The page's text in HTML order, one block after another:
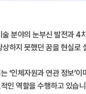
분야의 눈부신 발전과 4
하지 못했던 꿈을 현실로
‘인체자원과 연관 정보’
인 역할을 수행하고 있습